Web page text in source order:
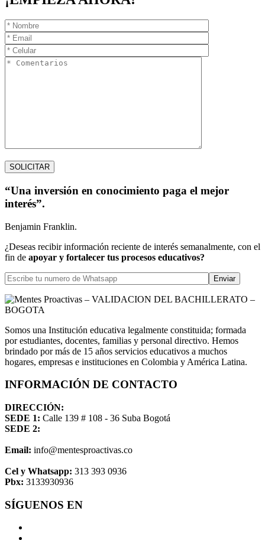
“Una inversión en conocimiento paga el mejor
interés”.
Benjamin Franklin.
¿Deseas recibir información reciente de interés semanalmente, con el
fin de apoyar y fortalecer tus procesos educativos?
Somos una Institución educativa legalmente constituida; formada
por estudiantes, docentes, familias y personal directivo. Hemos
brindado por más de 15 años servicios educativos a muchos
hogares, empresas e instituciones en Colombia y América Latina.
INFORMACIÓN DE CONTACTO
DIRECCIÓN:
SEDE 1: Calle 139 # 108 - 36 Suba Bogotá
SEDE 2:
Email: info@mentesproactivas.co
Cel y Whatsapp: 313 393 0936
Pbx: 3133930936
SÍGUENOS EN